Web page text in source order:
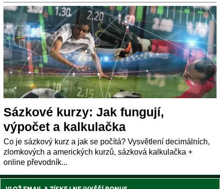
Sázkové kurzy: Jak fungují,
výpočet a kalkulačka
Co je sázkový kurz a jak se počítá? Vysvětlení decimálních,
zlomkových a amerických kurzů, sázková kalkulačka +
online převodník...